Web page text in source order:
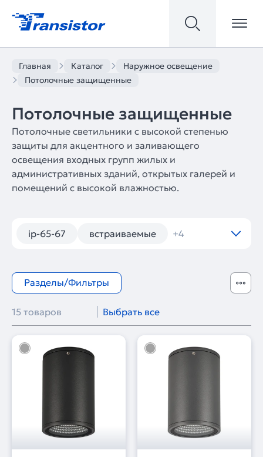
Главная Каталог
Наружное освещение
Потолочные защищенные
Потолочные защищенные
Потолочные светильники с высокой степенью
защиты для акцентного и заливающего
освещения входных групп жилых и
административных зданий, открытых галерей и
помещений с высокой влажностью.
ip-65-67 встраиваемые +4
Разделы/Фильтры
15 товаров Выбрать все